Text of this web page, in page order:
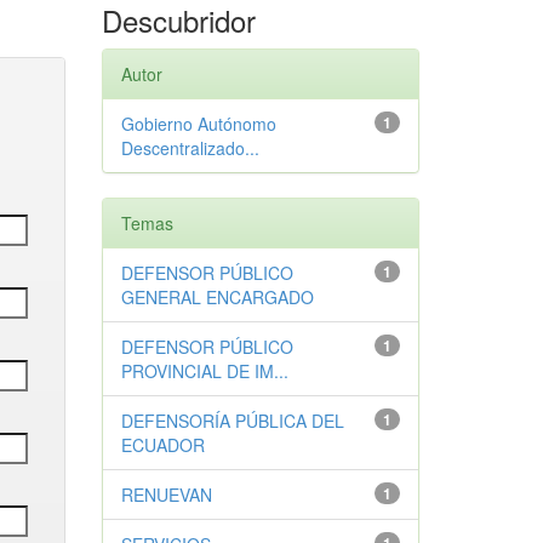
Descubridor
Autor
1
Gobierno Autónomo
Descentralizado...
Temas
1
DEFENSOR PÚBLICO
GENERAL ENCARGADO
1
DEFENSOR PÚBLICO
PROVINCIAL DE IM...
1
DEFENSORÍA PÚBLICA DEL
ECUADOR
1
RENUEVAN